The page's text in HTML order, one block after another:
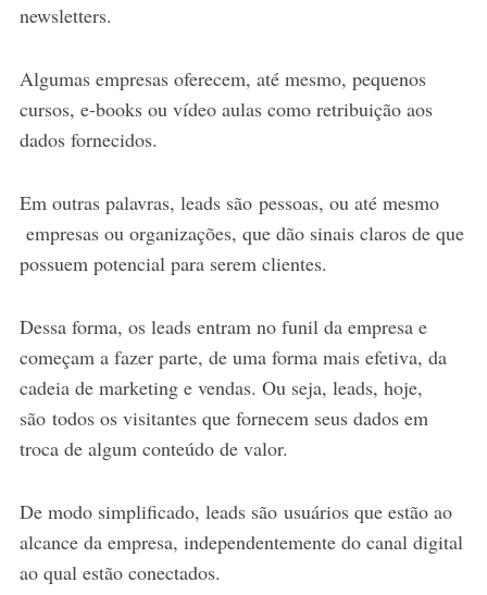
newsletters.
Algumas empresas oferecem, até mesmo, pequenos
cursos, e-books ou vídeo aulas como retribuição aos
dados fornecidos.
Em outras palavras, leads são pessoas, ou até mesmo
empresas ou organizações, que dão sinais claros de que
possuem potencial para serem clientes.
Dessa forma, os leads entram no funil da empresa e
começam a fazer parte, de uma forma mais efetiva, da
cadeia de marketing e vendas. Ou seja, leads, hoje,
são todos os visitantes que fornecem seus dados em
troca de algum conteúdo de valor.
De modo simplificado, leads são usuários que estão ao
alcance da empresa, independentemente do canal digital
ao qual estão conectados.